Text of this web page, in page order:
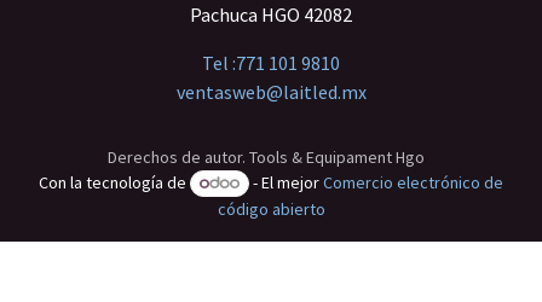
Pachuca HGO 42082
Tel :771 101 9810
ventasweb@laitled.mx
Derechos de autor. Tools & Equipament Hgo
Con la tecnología de
- El mejorComercio electrónico de
código abierto